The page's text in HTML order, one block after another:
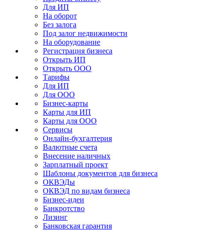
Для ИП
На оборот
Без залога
Под залог недвижимости
На оборудование
Регистрация бизнеса
Открыть ИП
Открыть ООО
Тарифы
Для ИП
Для ООО
Бизнес-карты
Карты для ИП
Карты для ООО
Сервисы
Онлайн-бухгалтерия
Валютные счета
Внесение наличных
Зарплатный проект
Шаблоны документов для бизнеса
ОКВЭДы
ОКВЭД по видам бизнеса
Бизнес-идеи
Банкротство
Лизинг
Банковская гарантия